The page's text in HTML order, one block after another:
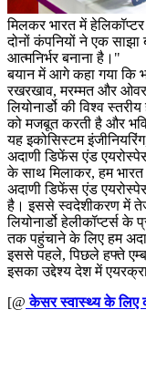
मिलकर भारत में
दोनों कंपनियों ने एक
आत्मनिर्भर बनाना है।"
बयान में आगे कहा गया कि
रखरखाव, मरम्मत और
लियोनार्डो की विश्व
को मजबूत करती है और
यह इकोसिस्टम
अदाणी डिफेंस एंड
के साथ मिलाकर, हम
अदाणी डिफेंस एंड
है। इससे स्वदेशीकरण में
लियोनार्डो हेलीकॉप्टर्स
तक पहुंचाने के लिए हम
इससे पहले, पिछले हफ्ते
इसका उद्देश्य देश में
[@ केसर स्वास्थ्य के लिए